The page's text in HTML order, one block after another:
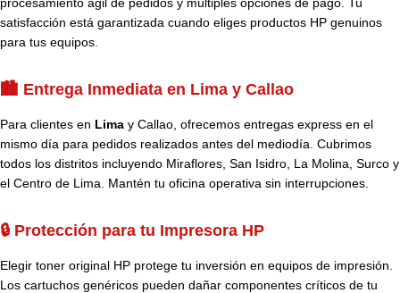
satisfacción está garantizada cuando eliges productos HP genuinos
para tus equipos.
🏙️ Entrega Inmediata en Lima y Callao
Para clientes en Lima y Callao, ofrecemos entregas express en el
mismo día para pedidos realizados antes del mediodía. Cubrimos
todos los distritos incluyendo Miraflores, San Isidro, La Molina, Surco y
el Centro de Lima. Mantén tu oficina operativa sin interrupciones.
🔒 Protección para tu Impresora HP
Elegir toner original HP protege tu inversión en equipos de impresión.
Los cartuchos genéricos pueden dañar componentes críticos de tu